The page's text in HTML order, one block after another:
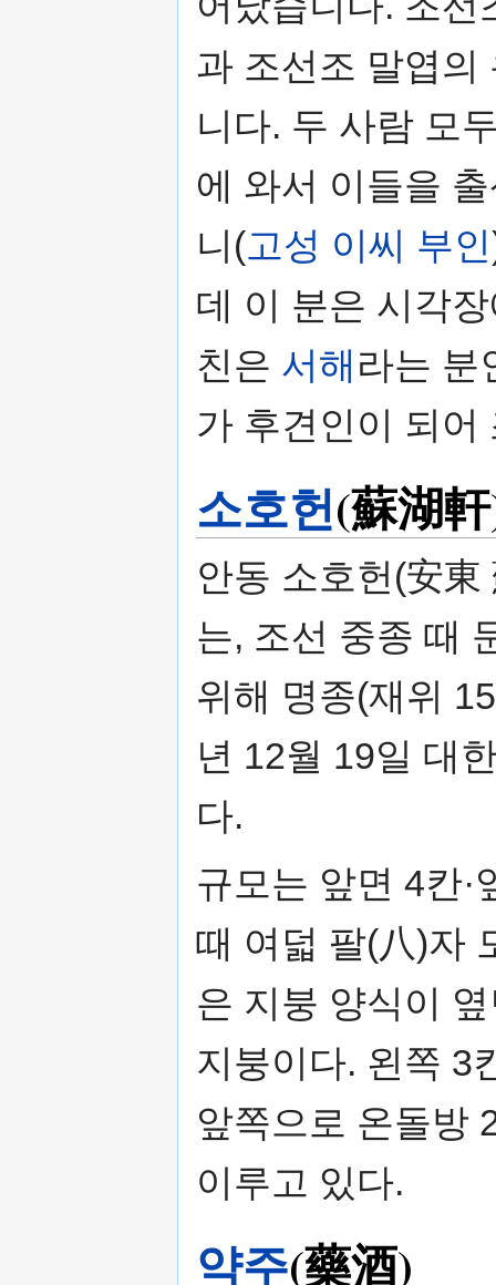
과 조선조 말엽의
니다. 두 사람 모
에 와서 이들을
니(고성 이씨 부인
데 이 분은 시각
친은 서해 라는 분
가 후견인이 되어
소호헌(蘇湖
안동 소호헌(安
는, 조선 중종 때
위해 명종(재위
년 12월 19일 대
다.
규모는 앞면 4칸
때 여덟 팔(八)자
은 지붕 양식이
지붕이다. 왼쪽 3
앞쪽으로 온돌방
이루고 있다.
약주(藥酒)